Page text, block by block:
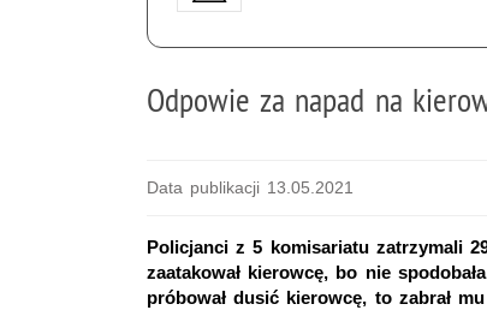
Odpowie za napad na
Data publikacji 13.05.2021
Policjanci z 5 komisariatu zatrzymali
zaatakował kierowcę, bo nie
próbował dusić kierowcę, to zabrał